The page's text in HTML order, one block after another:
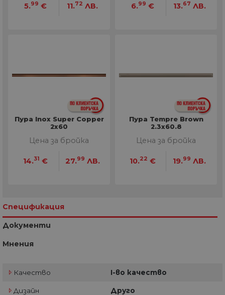
5.99 € 11.72 ЛВ. 6.99 € 13.67 ЛВ.
Пура Inox Super Copper
2х60
Цена за бройка
14.31 € 27.99 ЛВ.
Пура Tempre Brown
2.3х60.8
Цена за бройка
10.22 € 19.99 ЛВ.
Спецификация
Документи
Мнения
Качество I-во качество
Дизайн Друго